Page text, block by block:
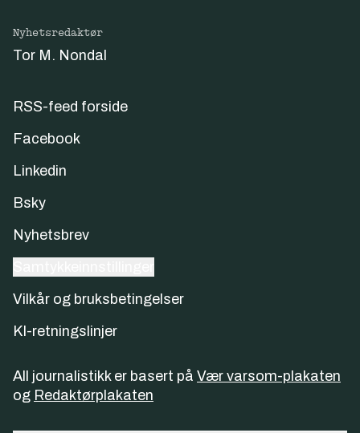
Nyhetsredaktør
Tor M. Nondal
RSS-feed forside
Facebook
Linkedin
Bsky
Nyhetsbrev
Vilkår og bruksbetingelser
KI-retningslinjer
All journalistikk er basert på Vær varsom-plakaten
og Redaktørplakaten